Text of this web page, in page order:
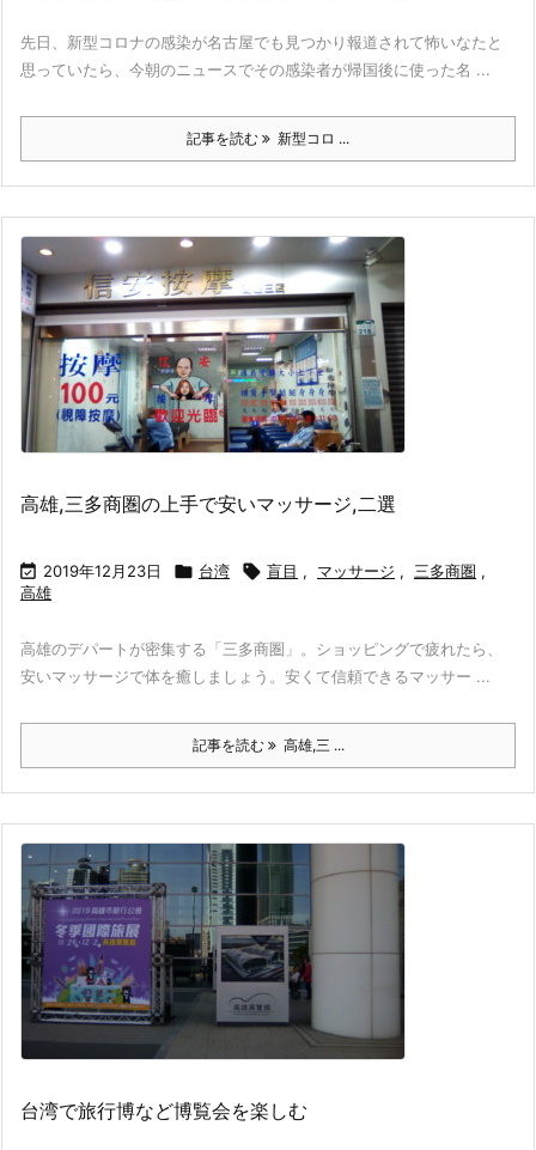
先日、新型コロナの感染が名古屋でも見つかり報道されて怖いなたと
思っていたら、今朝のニュースでその感染者が帰国後に使った名 ...
記事を読む 新型コロ ...
高雄,三多商圏の上手で安いマッサージ,二選
 2019年12月23日  台湾  盲目 , マッサージ , 三多商圏 ,
高雄
高雄のデパートが密集する「三多商圏」。ショッピングで疲れたら、
安いマッサージで体を癒しましょう。安くて信頼できるマッサー ...
記事を読む 高雄,三 ...
台湾で旅行博など博覧会を楽しむ